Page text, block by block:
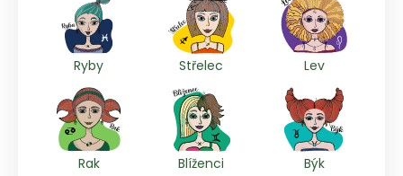
Ryby Střelec Lev
Rak Blíženci Býk